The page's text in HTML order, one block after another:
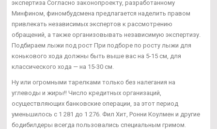
экспертиза Согласно законопроекту, разработанному
Минфином, финомбудсмена предлагается наделить правом
привлекать независимых экспертов к рассмотрению
обращений, а также организовывать независимую экспертизу.
Подбираем лыжи под рост При подборе по росту лыжи для
конькового хода должны быть выше вас на 5-15 см, для
классического хода — на 15-30 см.
Ну или огромными тарелками только без налегания на
углеводы и жиры!! Число кредитных организаций,
осуществляющих банковские операции, за этот период
уменьшилось с 1 281 до 1 276. Фил Хит, Ронни Коулмен и другие
бодибилдеры всегда пользовались специальным гримом.